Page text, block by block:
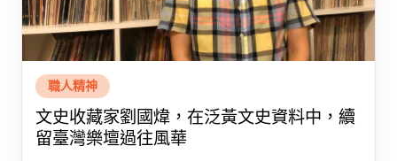
職人精神
文史收藏家劉國煒，在泛黃文史資料中，續
留臺灣樂壇過往風華